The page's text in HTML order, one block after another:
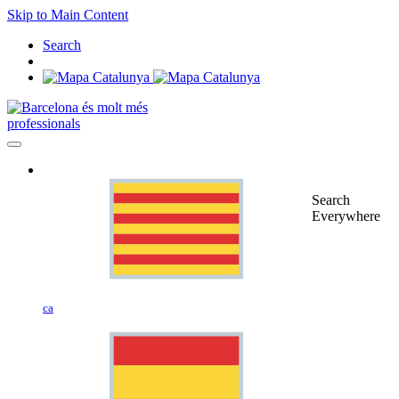
Skip to Main Content
Search
professionals
ca
Search
Everywhere